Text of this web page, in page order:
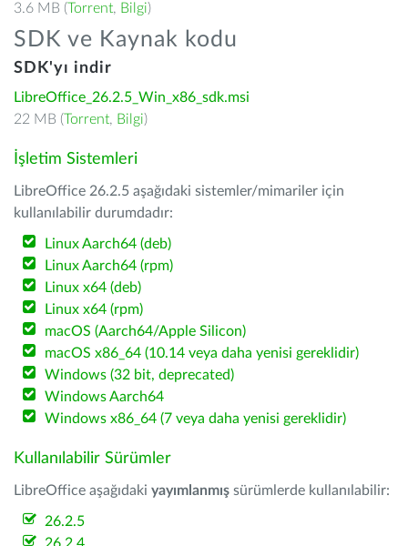
3.6 MB (Torrent, Bilgi)
SDK ve Kaynak kodu
SDK'yı indir
LibreOffice_26.2.5_Win_x86_sdk.msi
22 MB (Torrent, Bilgi)
İşletim Sistemleri
LibreOffice 26.2.5 aşağıdaki sistemler/mimariler için
kullanılabilir durumdadır:
Linux Aarch64 (deb)
Linux Aarch64 (rpm)
Linux x64 (deb)
Linux x64 (rpm)
macOS (Aarch64/Apple Silicon)
macOS x86_64 (10.14 veya daha yenisi gereklidir)
Windows (32 bit, deprecated)
Windows Aarch64
Windows x86_64 (7 veya daha yenisi gereklidir)
Kullanılabilir Sürümler
LibreOffice aşağıdaki yayımlanmış sürümlerde kullanılabilir:
26.2.5